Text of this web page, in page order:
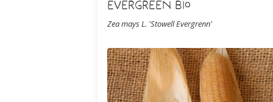
Evergreen Bio
Zea mays L. 'Stowell Evergrenn'